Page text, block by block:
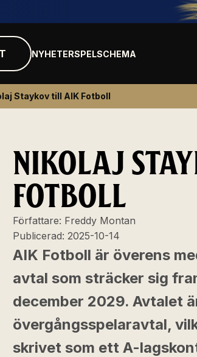
NYHETERSPELSCHEMA
Staykov till AIK Fotboll
NIKOLAJ
FOTBOLL
Författare: Freddy Montan
Publicerad: 2025-10-14
AIK Fotboll är överens
avtal som sträcker sig
december 2029. Avtalet
övergångsspelaravtal,
skrivet som ett A-